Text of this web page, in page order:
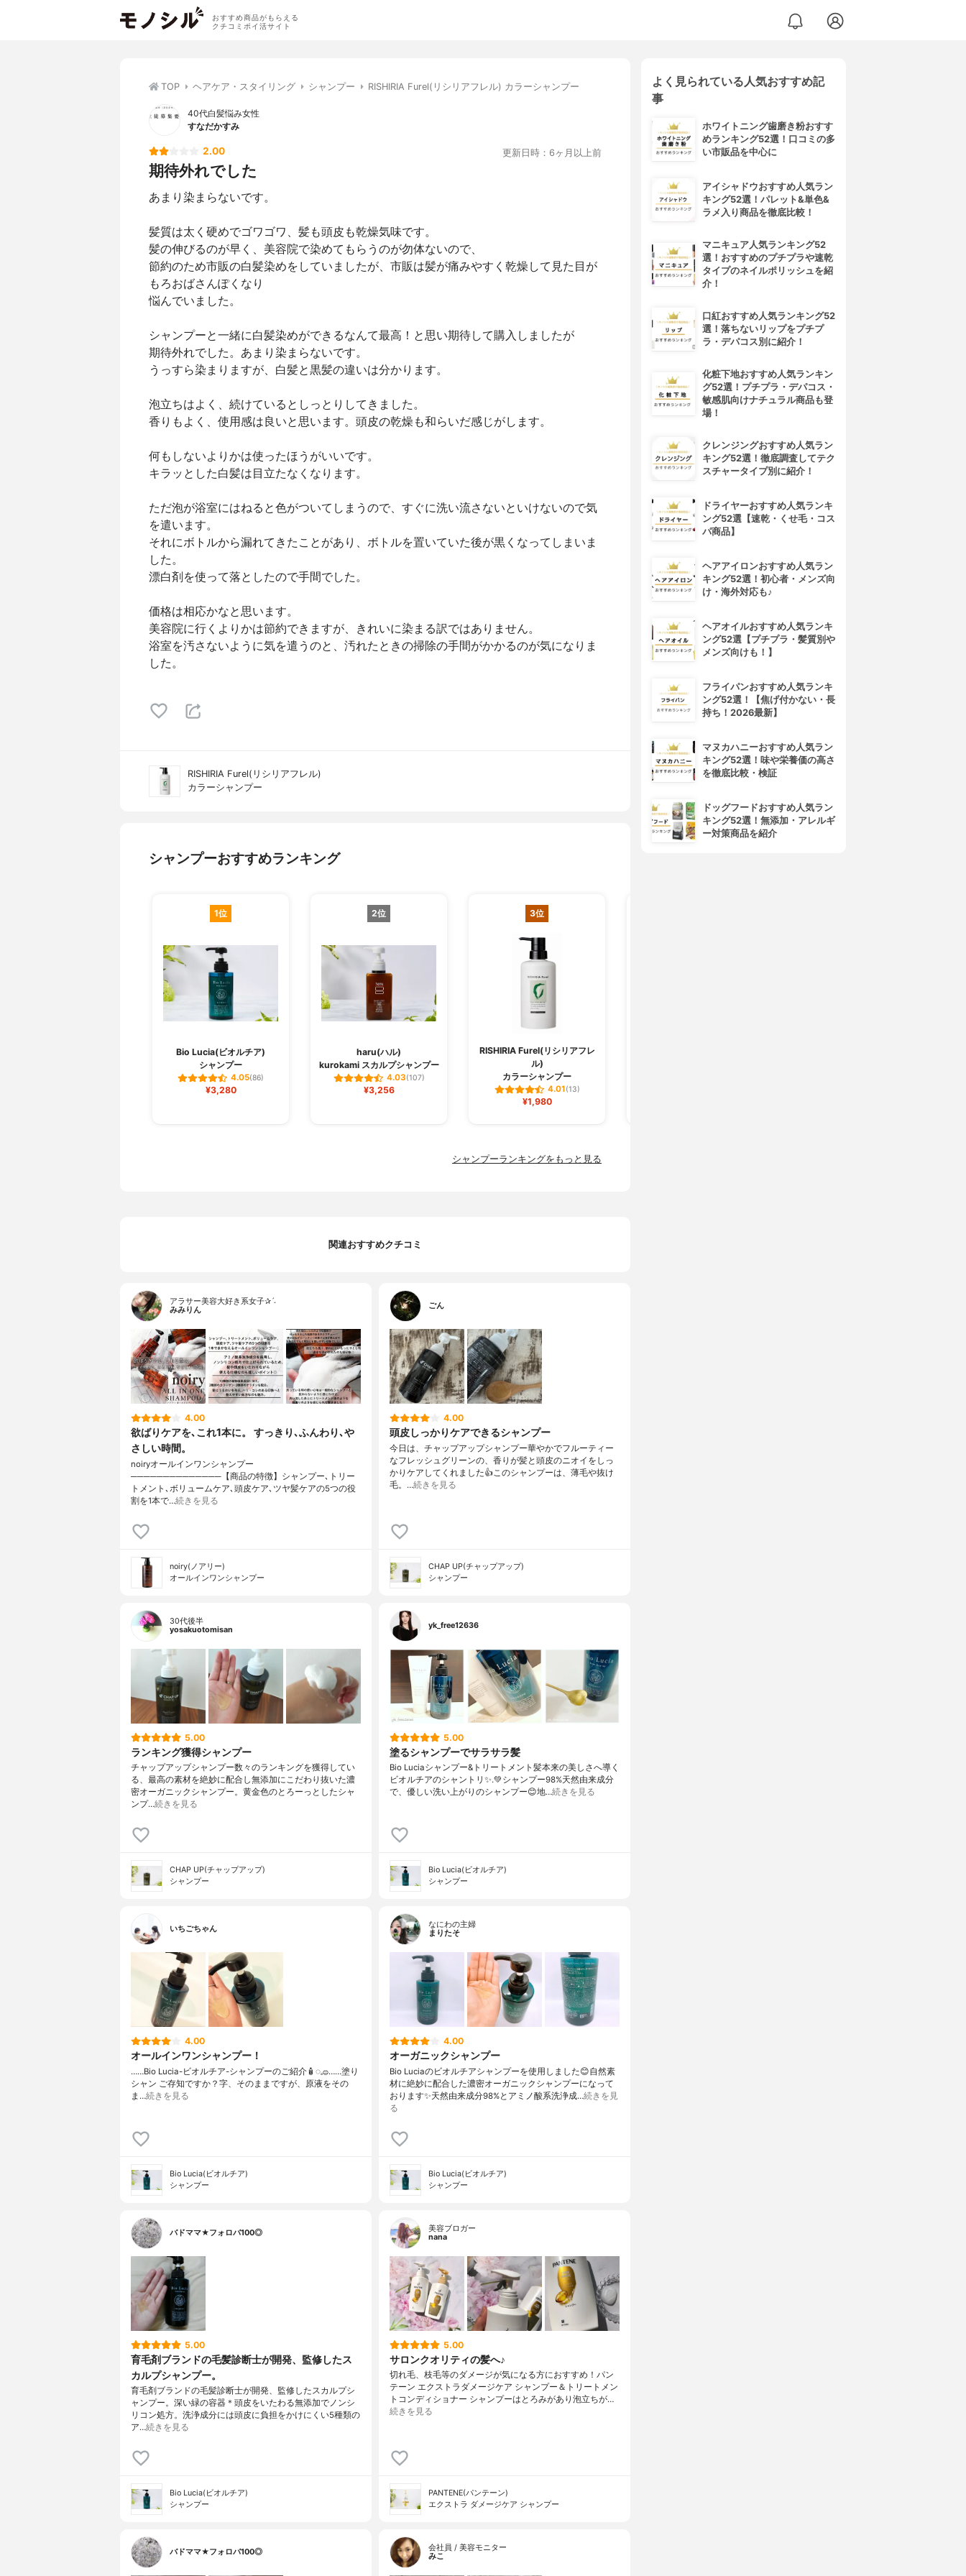
おすすめ商品がもらえる
クチコミポイ活サイト
TOP ヘアケア・スタイリング シャンプー RISHIRIA Furel(リシリアフレル) カラーシャンプー
40代白髪悩み女性
すなだかすみ
2.00 更新日時：6ヶ月以上前
期待外れでした
あまり染まらないです。
髪質は太く硬めでゴワゴワ、髪も頭皮も乾燥気味です。
髪の伸びるのが早く、美容院で染めてもらうのが勿体ないので、
節約のため市販の白髪染めをしていましたが、市販は髪が痛みやすく乾燥して見た目が
もろおばさんぽくなり
悩んでいました。
シャンプーと一緒に白髪染めができるなんて最高！と思い期待して購入しましたが
期待外れでした。あまり染まらないです。
うっすら染まりますが、白髪と黒髪の違いは分かります。
泡立ちはよく、続けているとしっとりしてきました。
香りもよく、使用感は良いと思います。頭皮の乾燥も和らいだ感じがします。
何もしないよりかは使ったほうがいいです。
キラッとした白髪は目立たなくなります。
ただ泡が浴室にはねると色がついてしまうので、すぐに洗い流さないといけないので気
を遣います。
それにボトルから漏れてきたことがあり、ボトルを置いていた後が黒くなってしまいま
した。
漂白剤を使って落としたので手間でした。
価格は相応かなと思います。
美容院に行くよりかは節約できますが、きれいに染まる訳ではありません。
浴室を汚さないように気を遣うのと、汚れたときの掃除の手間がかかるのが気になりま
した。
RISHIRIA Furel(リシリアフレル)
カラーシャンプー
シャンプーおすすめランキング
1位
Bio Lucia(ビオルチア)
シャンプー
4.05(86)
¥3,280
2位
haru(ハル)
kurokami スカルプシャンプー
4.03(107)
¥3,256
3位
RISHIRIA Furel(リシリアフレ
ル)
カラーシャンプー
4.01(13)
¥1,980
シャンプーランキングをもっと見る
関連おすすめクチコミ
アラサー美容大好き系女子✰ˊ˗
みみりん
4.00
欲ばりケアを､これ1本に。 すっきり､ふんわり､や
さしい時間。
noiryオールインワンシャンプー
──────────────【商品の特徴】シャンプー､トリー
トメント､ボリュームケア､頭皮ケア､ツヤ髪ケアの5つの役
割を1本で…続きを見る
noiry(ノアリー)
オールインワンシャンプー
ごん
4.00
頭皮しっかりケアできるシャンプー
今日は、チャップアップシャンプー華やかでフルーティー
なフレッシュグリーンの、香りが髪と頭皮のニオイをしっ
かりケアしてくれました👍このシャンプーは、薄毛や抜け
毛。…続きを見る
CHAP UP(チャップアップ)
シャンプー
30代後半
yosakuotomisan
5.00
ランキング獲得シャンプー
チャップアップシャンプー数々のランキングを獲得してい
る、最高の素材を絶妙に配合し無添加にこだわり抜いた濃
密オーガニックシャンプー。黄金色のとろーっとしたシャ
ンプ…続きを見る
CHAP UP(チャップアップ)
シャンプー
yk_free12636
5.00
塗るシャンプーでサラサラ髪
Bio Luciaシャンプー&トリートメント⁡髪本来の美しさへ導く
ビオルチアのシャントリ✨⁡.💚シャンプー98%天然由来成分
で、優しい洗い上がりのシャンプー😊地…続きを見る
Bio Lucia(ビオルチア)
シャンプー
いちごちゃん
4.00
オールインワンシャンプー！
……⁡Bio Lucia⁡⁡-ビオルチア-⁡⁡シャンプー⁡⁡のご紹介🧴‎◌𓈒𓐍⁡……⁡⁡⁡⁡塗り
シャン ご存知ですか？⁡⁡⁡⁡字、そのままですが、⁡原液をその
ま…続きを見る
Bio Lucia(ビオルチア)
シャンプー
なにわの主婦
まりたそ
4.00
オーガニックシャンプー
Bio Luciaのビオルチアシャンプーを使用しました😊自然素
材に絶妙に配合した濃密オーガニックシャンプーになって
おります✨天然由来成分98%とアミノ酸系洗浄成…続きを見
る
Bio Lucia(ビオルチア)
シャンプー
バドママ★フォロバ100◎
5.00
育毛剤ブランドの毛髪診断士が開発、監修したス
カルプシャンプー。
育毛剤ブランドの毛髪診断士が開発、監修したスカルプシ
ャンプー。深い緑の容器＊頭皮をいたわる無添加でノンシ
リコン処方。洗浄成分には頭皮に負担をかけにくい5種類の
ア…続きを見る
Bio Lucia(ビオルチア)
シャンプー
美容ブロガー
nana
5.00
サロンクオリティの髪へ♪
切れ毛、枝毛等のダメージが気になる方におすすめ！パン
テーン エクストラダメージケア シャンプー＆トリートメン
トコンディショナー シャンプーはとろみがあり泡立ちが…
続きを見る
PANTENE(パンテーン)
エクストラ ダメージケア シャンプー
バドママ★フォロバ100◎
会社員 / 美容モニター
みこ
よく見られている人気おすすめ記
事
ホワイトニング歯磨き粉おすす
めランキング52選！口コミの多
い市販品を中心に
アイシャドウおすすめ人気ラン
キング52選！パレット&単色&
ラメ入り商品を徹底比較！
マニキュア人気ランキング52
選！おすすめのプチプラや速乾
タイプのネイルポリッシュを紹
介！
口紅おすすめ人気ランキング52
選！落ちないリップをプチプ
ラ・デパコス別に紹介！
化粧下地おすすめ人気ランキン
グ52選！プチプラ・デパコス・
敏感肌向けナチュラル商品も登
場！
クレンジングおすすめ人気ラン
キング52選！徹底調査してテク
スチャータイプ別に紹介！
ドライヤーおすすめ人気ランキ
ング52選【速乾・くせ毛・コス
パ商品】
ヘアアイロンおすすめ人気ラン
キング52選！初心者・メンズ向
け・海外対応も♪
ヘアオイルおすすめ人気ランキ
ング52選【プチプラ・髪質別や
メンズ向けも！】
フライパンおすすめ人気ランキ
ング52選！【焦げ付かない・長
持ち！2026最新】
マヌカハニーおすすめ人気ラン
キング52選！味や栄養価の高さ
を徹底比較・検証
ドッグフードおすすめ人気ラン
キング52選！無添加・アレルギ
ー対策商品を紹介